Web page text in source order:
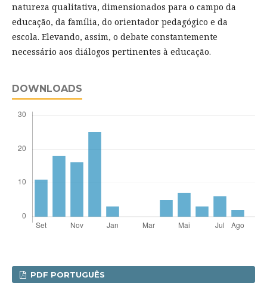
natureza qualitativa, dimensionados para o campo da
educação, da família, do orientador pedagógico e da
escola. Elevando, assim, o debate constantemente
necessário aos diálogos pertinentes à educação.
DOWNLOADS
PDF PORTUGUÊS